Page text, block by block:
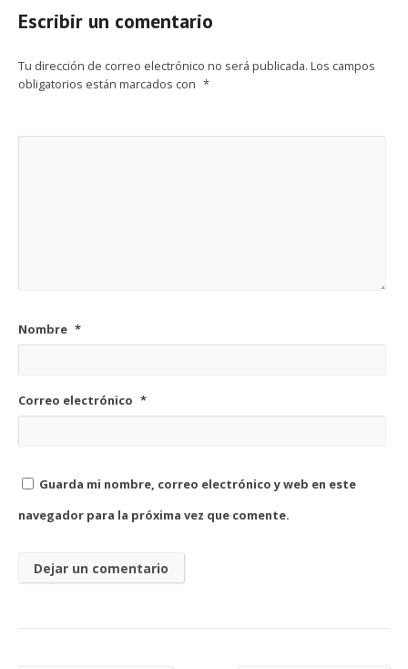
Escribir un comentario
Tu dirección de correo electrónico no será publicada. Los campos
obligatorios están marcados con *
Nombre *
Correo electrónico *
Guarda mi nombre, correo electrónico y web en este
navegador para la próxima vez que comente.